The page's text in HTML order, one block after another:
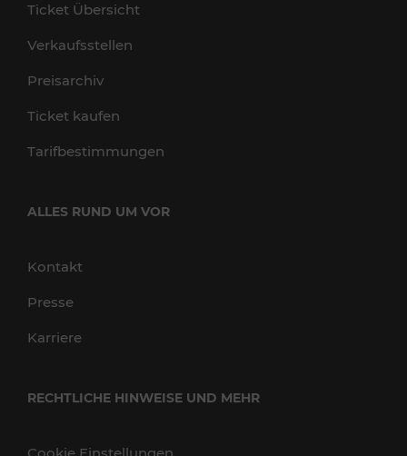
Ticket Übersicht
Verkaufsstellen
Preisarchiv
Ticket kaufen
Tarifbestimmungen
ALLES RUND UM VOR
Kontakt
Presse
Karriere
RECHTLICHE HINWEISE UND MEHR